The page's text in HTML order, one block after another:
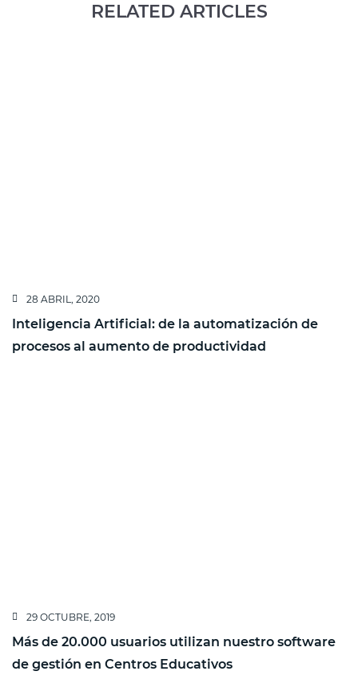
RELATED ARTICLES
28 ABRIL, 2020
Inteligencia Artificial: de la automatización de
procesos al aumento de productividad
29 OCTUBRE, 2019
Más de 20.000 usuarios utilizan nuestro software
de gestión en Centros Educativos